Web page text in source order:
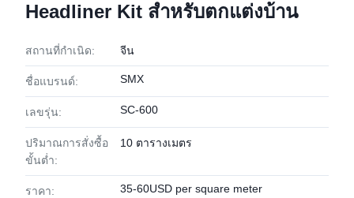
Headliner Kit สำหรับตกแต่งบ้าน
สถานที่กำเนิด: จีน
ชื่อแบรนด์: SMX
เลขรุ่น: SC-600
ปริมาณการสั่งซื้อ
ขั้นต่ำ:
10 ตารางเมตร
ราคา: 35-60USD per square meter